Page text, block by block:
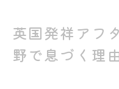
英国発祥アフ
野で息づく理